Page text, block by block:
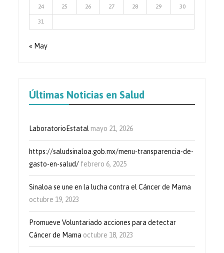
24 25 26 27 28 29 30
31
« May
Últimas Noticias en Salud
LaboratorioEstatal mayo 21, 2026
https://saludsinaloa.gob.mx/menu-transparencia-de-
gasto-en-salud/ febrero 6, 2025
Sinaloa se une en la lucha contra el Cáncer de Mama
octubre 19, 2023
Promueve Voluntariado acciones para detectar
Cáncer de Mama octubre 18, 2023